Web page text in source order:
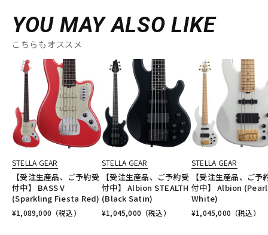
YOU MAY ALSO LIKE
こちらもオススメ
STELLA GEAR
【受注生産品、ご予約受
付中】 BASS V
(Sparkling Fiesta Red)
¥1,089,000 （税込）
STELLA GEAR
【受注生産品、ご予約受
付中】 Albion STEALTH
(Black Satin)
¥1,045,000 （税込）
STELLA GEAR
【受注生産品、ご予
付中】 Albion (Pearl
White)
¥1,045,000 （税込）